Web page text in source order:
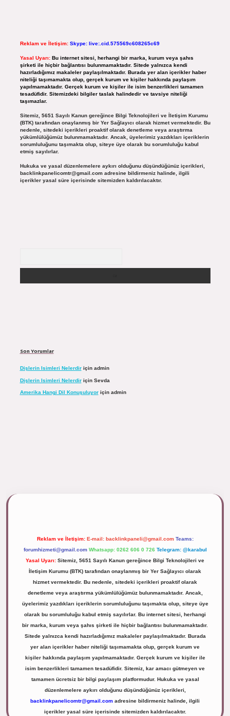
Reklam ve İletişim: Skype: live:.cid.575569c608265c69
Yasal Uyarı: Bu internet sitesi, herhangi bir marka, kurum veya şahıs
şirketi ile hiçbir bağlantısı bulunmamaktadır. Sitede yalnızca kendi
hazırladığımız makaleler paylaşılmaktadır. Burada yer alan içerikler haber
niteliği taşımamakta olup, gerçek kurum ve kişiler hakkında paylaşım
yapılmamaktadır. Gerçek kurum ve kişiler ile isim benzerlikleri tamamen
tesadüfidir. Sitemizdeki bilgiler taslak halindedir ve tavsiye niteliği
taşımazlar.
Sitemiz, 5651 Sayılı Kanun gereğince Bilgi Teknolojileri ve İletişim Kurumu
(BTK) tarafından onaylanmış bir Yer Sağlayıcı olarak hizmet vermektedir. Bu
nedenle, sitedeki içerikleri proaktif olarak denetleme veya araştırma
yükümlülüğümüz bulunmamaktadır. Ancak, üyelerimiz yazdıkları içeriklerin
sorumluluğunu taşımakta olup, siteye üye olarak bu sorumluluğu kabul
etmiş sayılırlar.
Hukuka ve yasal düzenlemelere aykırı olduğunu düşündüğünüz içerikleri,
backlinkpanelicomtr@gmail.comadresine bildirmeniz halinde, ilgili
içerikler yasal süre içerisinde sitemizden kaldırılacaktır.
Son Yorumlar
Dişlerin Isimleri Nelerdiriçin admin
Dişlerin Isimleri Nelerdiriçin Sevda
Amerika Hangi Dil Konuşuluyoriçin admin
Reklam ve İletişim: E-mail: backlinkpaneli@gmail.com Teams:
forumhizmeti@gmail.com Whatsapp: 0262 606 0 726 Telegram: @karabul
Yasal Uyarı: Sitemiz, 5651 Sayılı Kanun gereğince Bilgi Teknolojileri ve
İletişim Kurumu (BTK) tarafından onaylanmış bir Yer Sağlayıcı olarak
hizmet vermektedir. Bu nedenle, sitedeki içerikleri proaktif olarak
denetleme veya araştırma yükümlülüğümüz bulunmamaktadır. Ancak,
üyelerimiz yazdıkları içeriklerin sorumluluğunu taşımakta olup, siteye üye
olarak bu sorumluluğu kabul etmiş sayılırlar. Bu internet sitesi, herhangi
bir marka, kurum veya şahıs şirketi ile hiçbir bağlantısı bulunmamaktadır.
Sitede yalnızca kendi hazırladığımız makaleler paylaşılmaktadır. Burada
yer alan içerikler haber niteliği taşımamakta olup, gerçek kurum ve
kişiler hakkında paylaşım yapılmamaktadır. Gerçek kurum ve kişiler ile
isim benzerlikleri tamamen tesadüfidir. Sitemiz, kar amacı gütmeyen ve
tamamen ücretsiz bir bilgi paylaşım platformudur. Hukuka ve yasal
düzenlemelere aykırı olduğunu düşündüğünüz içerikleri,
backlinkpanelicomtr@gmail.com adresine bildirmeniz halinde, ilgili
içerikler yasal süre içerisinde sitemizden kaldırılacaktır.